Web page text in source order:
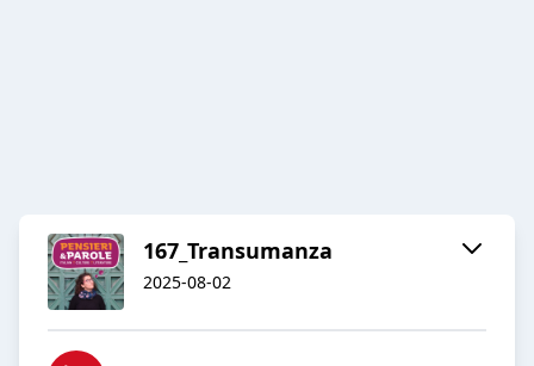
167_Transumanza
2025-08-02